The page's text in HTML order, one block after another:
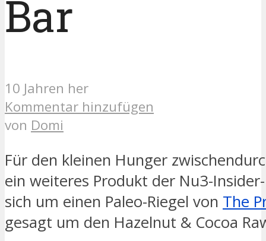
Bar
10 Jahren her
Kommentar hinzufügen
von Domi
Für den kleinen Hunger
ein weiteres Produkt der Nu3-
sich um einen Paleo-Riegel von The
gesagt um den Hazelnut & Cocoa